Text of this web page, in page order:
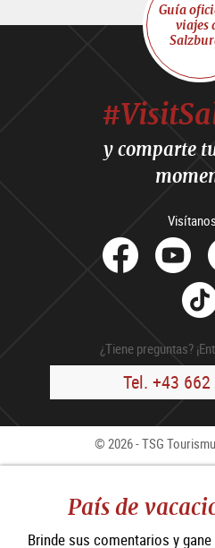
País de
Brinde sus comentarios y
Guía
viajes
y comparte
¿Tiene preguntas?
Tel. +43
© 2026 - TSG
Aviso Legal